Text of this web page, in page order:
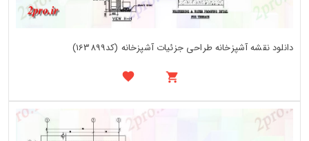
دانلود نقشه آشپزخانه طراحی جزئیات آشپزخانه (کد163899)